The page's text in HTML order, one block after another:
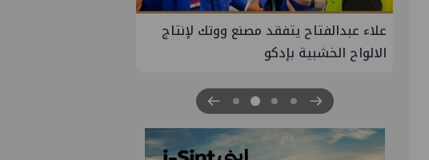
علاء عبدالفتاح يتفقد مصنع ووتك لإنتاج
الالواح الخشبية بإدكو